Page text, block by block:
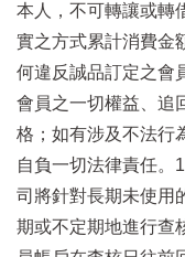
本人，不可轉讓或轉
實之方式累計消費金
何違反誠品訂定之會
會員之一切權益、追
格；如有涉及不法行
自負一切法律責任。
司將針對長期未使用
期或不定期地進行查